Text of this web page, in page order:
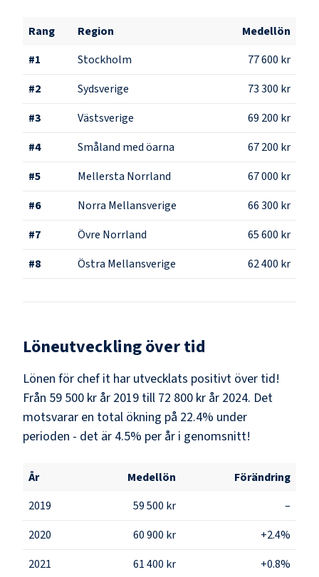
Rang Region
Medellön
#1 Stockholm
77 600 kr
#2 Sydsverige
73 300 kr
#3 Västsverige
69 200 kr
#4 Småland med öarna
67 200 kr
#5 Mellersta Norrland
67 000 kr
#6 Norra Mellansverige
66 300 kr
#7 Övre Norrland
65 600 kr
#8 Östra Mellansverige 62 400 kr
Löneutveckling över tid
Lönen för chef it har utvecklats positivt över tid!
Från 59 500 kr år 2019 till 72 800 kr år 2024. Det
motsvarar en total ökning på 22.4% under
perioden - det är 4.5% per år i genomsnitt!
År Medellön
Förändring
2019
59 500 kr
–
2020
60 900 kr
+2.4%
2021
61 400 kr +0.8%